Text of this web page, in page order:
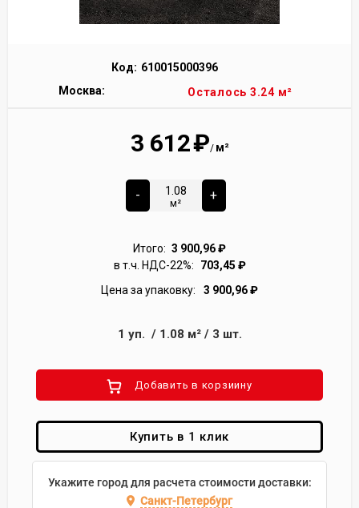
Код: 610015000396
Москва:
Осталось 3.24 м²
3 612₽/ м²
-
м²
+
Итого: 3 900,96₽
в т.ч. НДС-22%:
703,45 ₽
Цена за упаковку:
3 900,96₽
1 уп. / 1.08 м²/ 3 шт.
Добавить в корзиину
Купить в 1 клик
Укажите город для расчета стоимости доставки:
Санкт-Петербург